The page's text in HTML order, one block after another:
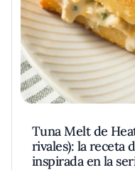
Tuna Melt de
rivales): la receta
inspirada en la